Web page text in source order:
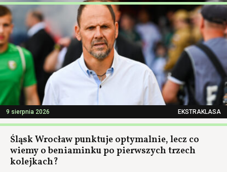
9 sierpnia 2026 EKSTRAKLASA
Śląsk Wrocław punktuje optymalnie, lecz co
wiemy o beniaminku po pierwszych trzech
kolejkach?